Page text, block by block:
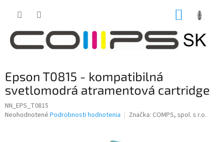
Epson T0815 - kompatibilná
svetlomodrá atramentová cartridge
NN_EPS_T0815
Priemerné
Neohodnotené Podrobnosti hodnotenia Značka: COMPS, spol. s r.o.